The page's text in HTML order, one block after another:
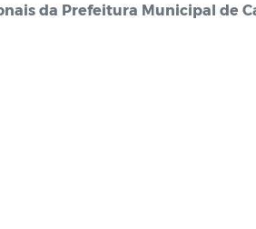
da Prefeitura Municipal de